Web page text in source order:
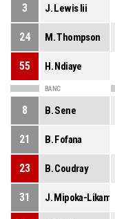
3 J. Lewis Iii
24 M. Thompson
55 H. Ndiaye
BANC
8 B. Sene
21 B. Fofana
23 B. Coudray
31 J. Mipoka-Likamba